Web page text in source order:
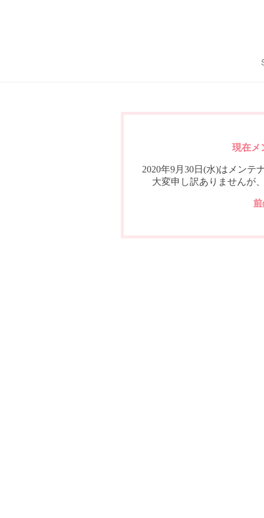
現在メ
2020年9月30日(水)はメンテ
大変申し訳ありませんが
前